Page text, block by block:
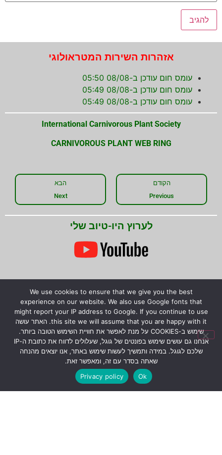
אזהרות השירות המטראולוגי
עומס חום עודכן ב-08/08 05:50
עומס חום עודכן ב-08/08 05:49
עומס חום עודכן ב-08/08 05:49
International Carnivorous Plant Society
CARNIVOROUS PLANT WEB RING
הקודם
Previous
הבא
Next
לערוץ היו-טיוב שלי
We use cookies to ensure that we give you the best
experience on our website. We also use Google fonts that
might report your IP address to Google. If you continue to use
this site we will assume that you are happy with it. האתר עושה
שימוש ב-COOKIES על מנת לאפשר את חוויית השימוש הטובה ביותר.
אנחנו גם עושים שימוש בפונטים של גוגל, שעלולים לדווח את כתובת ה-IP
שלכם לגוגל. במידה ותמשיך לעשות שימוש באתר, אנו יוצאים מהנחה
שאתה בסדר עם זה, ומאפשר זאת.
Ok
Privacy policy